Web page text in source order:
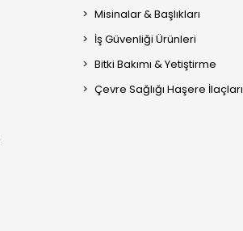
Misinalar & Başlıkları
İş Güvenliği Ürünleri
Bitki Bakımı & Yetiştirme
Çevre Sağlığı Haşere İlaçları